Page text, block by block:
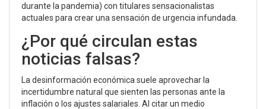
durante la pandemia) con titulares sensacionalistas
actuales para crear una sensación de urgencia infundada.
¿Por qué circulan estas
noticias falsas?
La desinformación económica suele aprovechar la
incertidumbre natural que sienten las personas ante la
inflación o los ajustes salariales. Al citar un medio